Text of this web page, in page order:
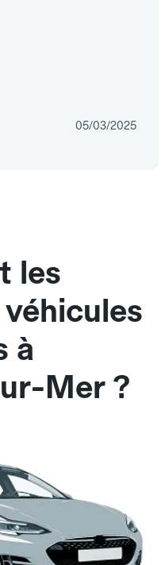
05/03/2025
les
à
Mer ?